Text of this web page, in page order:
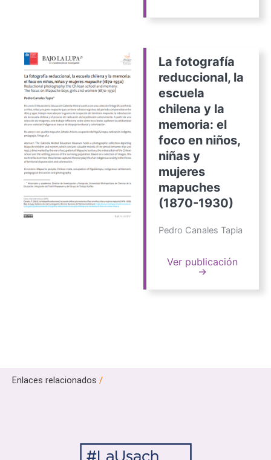
La fotografía
reduccional, la
escuela
chilena y la
memoria: el
foco en niños,
niñas y
mujeres
mapuches
(1870-1930)
Pedro Canales Tapia
Ver publicación
→
Enlaces relacionados /